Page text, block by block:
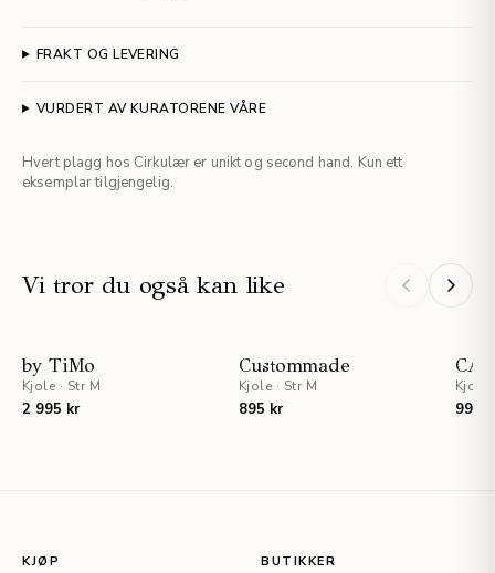
FRAKT OG LEVERING
VURDERT AV KURATORENE VÅRE
Hvert plagg hos Cirkulær er unikt og second hand. Kun ett
eksemplar tilgjengelig.
Vi tror du også kan like
by TiMo
Kjole · Str M
2 995 kr
Custommade
Kjole · Str M
895 kr
Kjole
995
KJØP BUTIKKER